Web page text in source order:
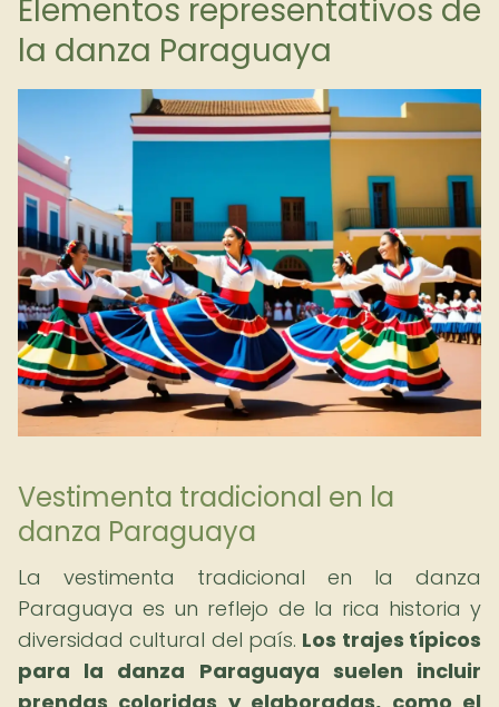
Elementos representativos de
la danza Paraguaya
Vestimenta tradicional en la
danza Paraguaya
La vestimenta tradicional en la danza
Paraguaya es un reflejo de la rica historia y
diversidad cultural del país. Los trajes típicos
para la danza Paraguaya suelen incluir